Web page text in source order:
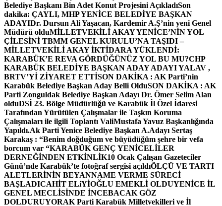
Belediye Başkanı Bin Adet Konut Projesini AçıkladıSon
dakika: ÇAYLI, MHP YENİCE BELEDİYE BAŞKAN
ADAYIDr. Dursun Ali Yaşacan, Kardemir A.Ş’nin yeni Genel
Müdürü olduMİLLETVEKİLİ AKAY YENİCE’NİN YOL
ÇİLESİNİ TBMM GENEL KURULU’NA TAŞIDI –
MİLLETVEKİLİ AKAY İKTİDARA YÜKLENDİ:
KARABÜK’E REVA GÖRDÜĞÜNÜZ YOL BU MU?CHP
KARABÜK BELEDİYE BAŞKAN ADAY ADAYI YALAV ,
BRTV’Yİ ZİYARET ETTİSON DAKİKA : AK Parti’nin
Karabük Belediye Başkan Aday Belli OlduSON DAKİKA : AK
Parti Zonguldak Belediye Başkan Adayı Dr. Ömer Selim Alan
olduDSİ 23. Bölge Müdürlüğü ve Karabük İl Özel İdaresi
Tarafından Yürütülen Çalışmalar ile Taşkın Koruma
Çalışmaları ile ilgili Toplantı ValiMustafa Yavuz Başkanlığında
Yapıldı.Ak Parti Yenice Belediye Başkan A.Adayı Sertaş
Karakaş : “Benim doğduğum ve büyüdüğüm şehre bir vefa
borcum var “KARABÜK GENÇ YENİCELİLER
DERNEĞİNDEN ETKİNLİK10 Ocak Çalışan Gazeteciler
Günü’nde Karabük’te fotoğraf sergisi açıldıÖLÇÜ VE TARTI
ALETLERİNİN BEYANNAME VERME SÜRECİ
BAŞLADICAHİT ELiYİOĞLU EMEKLİ OLDUYENİCE İL
GENEL MECLİSİNDE İNCEBACAK GÖZ
DOLDURUYORAK Parti Karabük Milletvekilleri ve İl